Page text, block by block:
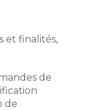
et finalités,
de
de